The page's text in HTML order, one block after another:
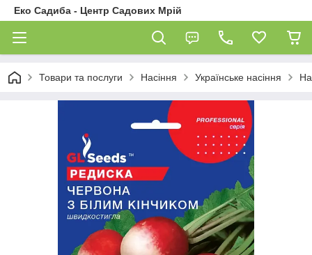
Еко Садиба - Центр Садових Мрій
Товари та послуги Насіння Українське насіння